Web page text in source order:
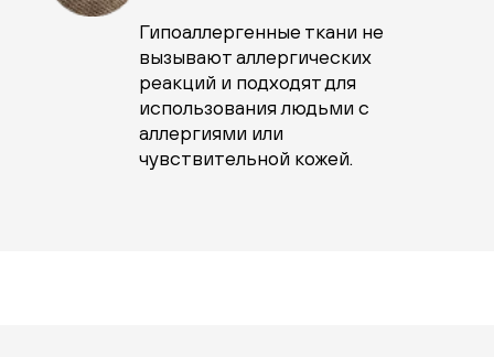
Гипоаллергенные ткани не
вызывают аллергических
реакций и подходят для
использования людьми с
аллергиями или
чувствительной кожей.